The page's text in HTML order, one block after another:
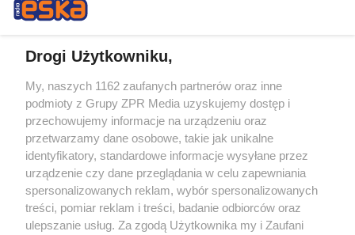
SPRAWDZONE SPOSOBY
Dolej do wody pół szklanki tego
składnika. Panele będą lśnić bez
smug
Drogi Użytkowniku,
My, naszych 1162 zaufanych partnerów oraz inne
podmioty z Grupy ZPR Media uzyskujemy dostęp i
przechowujemy informacje na urządzeniu oraz
przetwarzamy dane osobowe, takie jak unikalne
identyfikatory, standardowe informacje wysyłane przez
urządzenie czy dane przeglądania w celu zapewniania
spersonalizowanych reklam, wybór spersonalizowanych
treści, pomiar reklam i treści, badanie odbiorców oraz
ulepszanie usług. Za zgodą Użytkownika my i Zaufani